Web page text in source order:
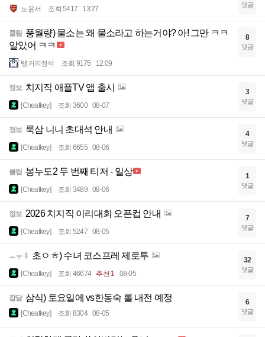
노윤서 조회 5417 13:27 댓글
클립 풍월량) 물소는 왜 물소라고 하는거야? 아! 그만 ㅋㅋ
알았어 ㅋㅋ
탱커의정석 조회 9175 12:09
8
댓글
정보 치지직 애플TV 앱 출시
[Cheatkey] 조회 3600 08-07
3
댓글
정보 룩삼 니니 초대석 안내
[Cheatkey] 조회 6655 08-06
4
댓글
클립 봉누도2 두 번째 티저 - 일상
[Cheatkey] 조회 3489 08-06
1
댓글
정보 2026 치지직 이리대회 오픈컵 안내
[Cheatkey] 조회 5247 08-05
7
댓글
ㅗㅜㅑ 초ㅇㅎ) 수녀 코스프레 제로투
[Cheatkey] 조회 46674 추천 1 08-05
32
댓글
잡담 삼식) 토요일에 vs한동숙 롤 내전 예정
[Cheatkey] 조회 8304 08-05
6
댓글